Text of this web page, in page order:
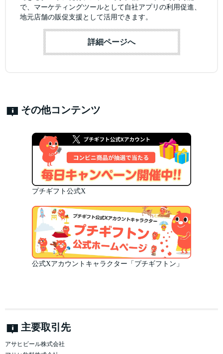
で、マーケティングツールとして自社アプリの利用促進、
地元店舗の販促支援として活用できます。
詳細ページへ
その他コンテンツ
プチギフト公式X
公式Xアカウントキャラクター「プチギフトン」
主要取引先
アサヒビール株式会社